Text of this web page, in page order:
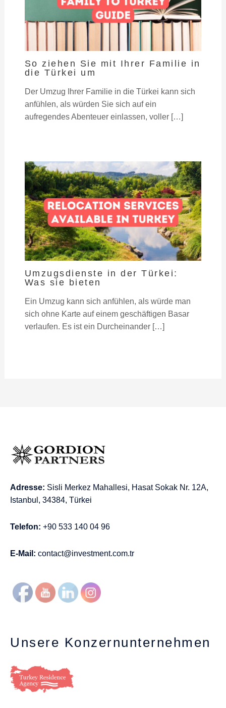
So ziehen Sie mit Ihrer Familie in
die Türkei um
Der Umzug Ihrer Familie in die Türkei kann sich
anfühlen, als würden Sie sich auf ein
aufregendes Abenteuer einlassen, voller […]
Umzugsdienste in der Türkei:
Was sie bieten
Ein Umzug kann sich anfühlen, als würde man
sich ohne Karte auf einem geschäftigen Basar
verlaufen. Es ist ein Durcheinander […]
Adresse: Sisli Merkez Mahallesi, Hasat Sokak Nr. 12A,
Istanbul, 34384, Türkei
Telefon: +90 533 140 04 96
E-Mail: contact@investment.com.tr
Unsere Konzernunternehmen